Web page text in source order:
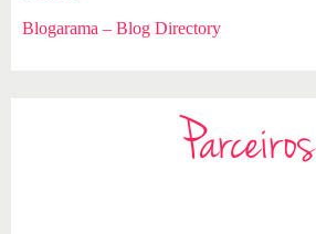
Blogarama – Blog Directory
Parceiros